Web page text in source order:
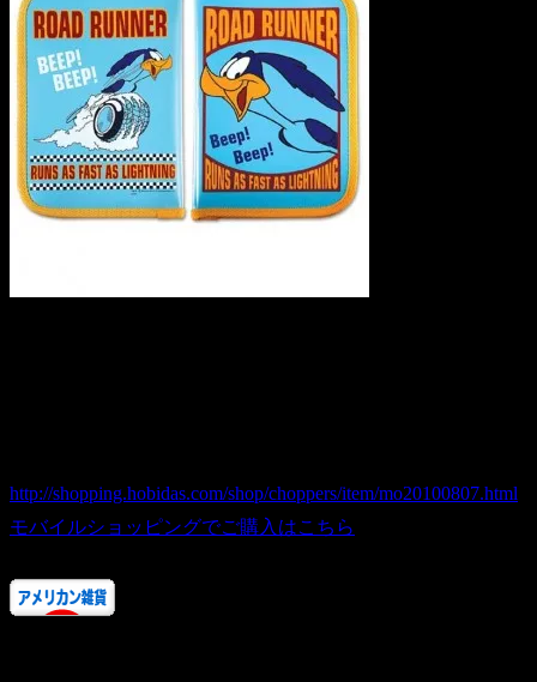
http://shopping.hobidas.com/shop/choppers/item/mo20100807.html
モバイルショッピングでご購入はこちら